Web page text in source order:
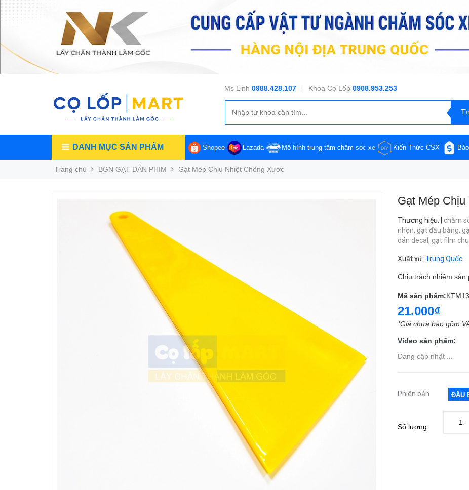
Ms Linh 0988.428.107| Khoa Cọ Lốp 0908.953.253
DANH MỤC SẢN PHẨM Shopee Lazada Mô hình trung tâm chăm sóc xe Kiến Thức CSX
Trang chủ BGN GẠT DÁN PHIM Gạt Mép Chịu Nhiệt Chống Xước
Gạt Mép
Thương hiệu: | chăm
nhọn, gạt đầu bằng,
dán decal, gạt film
Xuất xứ: Trung Quốc
Chịu trách nhiệm sản
Mã sản phẩm:
21.000₫
*Giá chưa bao gồm
Video sản phẩm:
Đang cập nhật ...
Phiên bản ĐẦU
Số lượng